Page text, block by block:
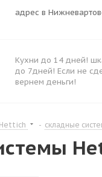
адрес в
Кухни до 14 дней!
до 7дней! Если не
вернем деньги!
- складные